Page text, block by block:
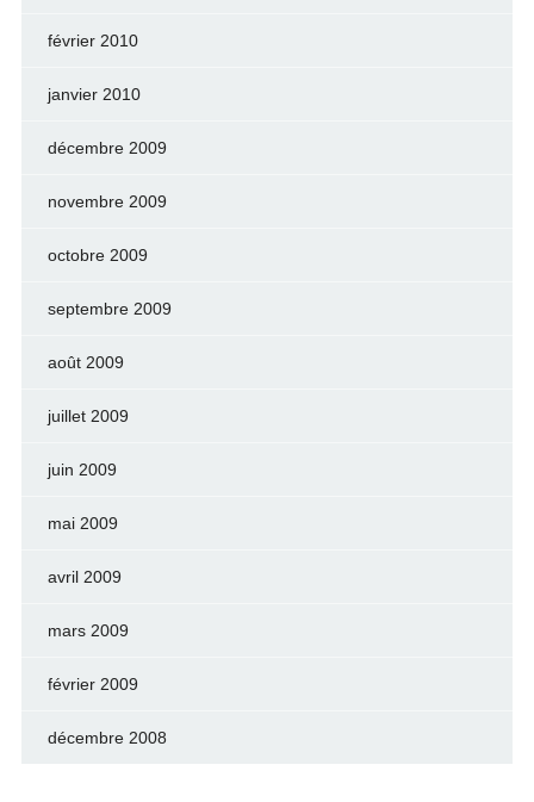
février 2010
janvier 2010
décembre 2009
novembre 2009
octobre 2009
septembre 2009
août 2009
juillet 2009
juin 2009
mai 2009
avril 2009
mars 2009
février 2009
décembre 2008